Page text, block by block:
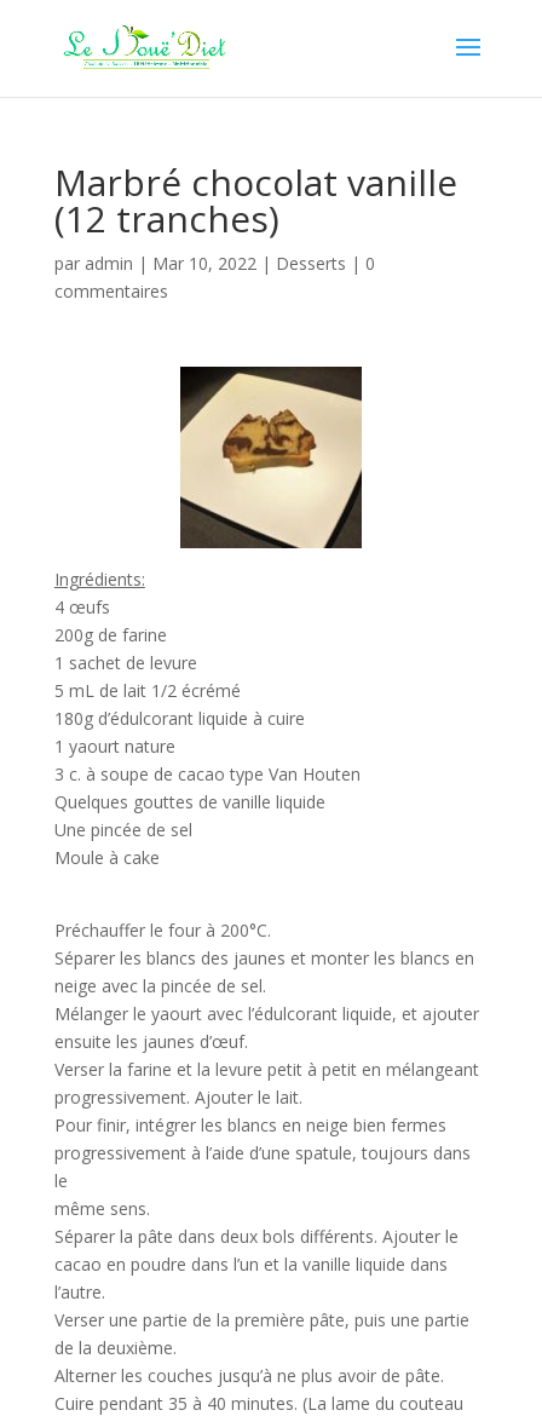
Marbré chocolat vanille
(12 tranches)
par admin | Mar 10, 2022| Desserts | 0
commentaires
Ingrédients:
4 œufs
200g de farine
1 sachet de levure
5 mL de lait 1/2 écrémé
180g d’édulcorant liquide à cuire
1 yaourt nature
3 c. à soupe de cacao type Van Houten
Quelques gouttes de vanille liquide
Une pincée de sel
Moule à cake
Préchauffer le four à 200°C.
Séparer les blancs des jaunes et monter les blancs en
neige avec la pincée de sel.
Mélanger le yaourt avec l’édulcorant liquide, et ajouter
ensuite les jaunes d’œuf.
Verser la farine et la levure petit à petit en mélangeant
progressivement. Ajouter le lait.
Pour finir, intégrer les blancs en neige bien fermes
progressivement à l’aide d’une spatule, toujours dans
le
même sens.
Séparer la pâte dans deux bols différents. Ajouter le
cacao en poudre dans l’un et la vanille liquide dans
l’autre.
Verser une partie de la première pâte, puis une partie
de la deuxième.
Alterner les couches jusqu’à ne plus avoir de pâte.
Cuire pendant 35 à 40 minutes. (La lame du couteau